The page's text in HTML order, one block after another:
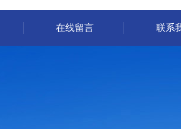
在线留言 联系